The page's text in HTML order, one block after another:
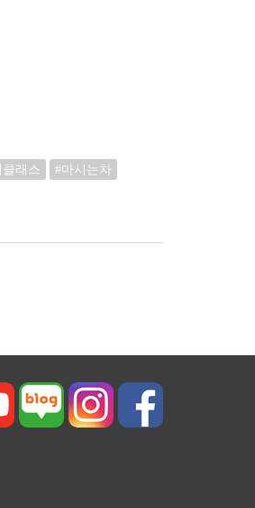
클래스
#마시는차